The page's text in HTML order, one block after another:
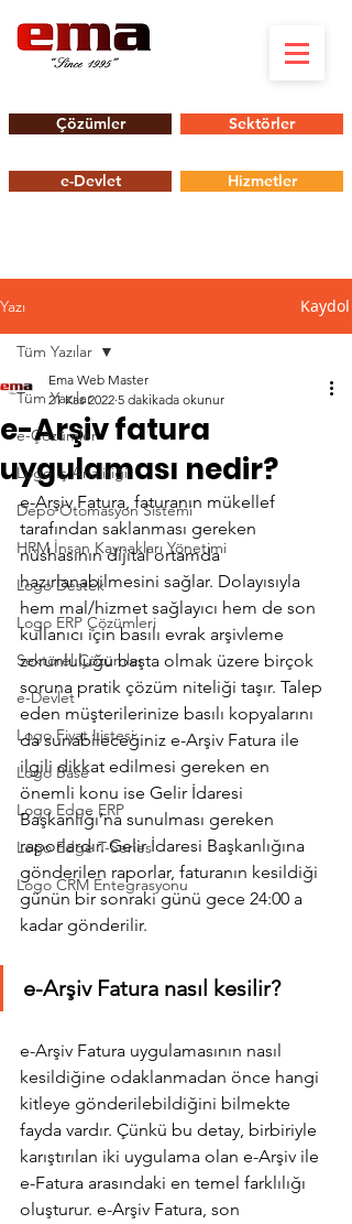
Çözümler Sektörler
e-Devlet Hizmetler
Yazı Kaydol
Tüm Yazılar
e-Çözümler
Logo İş Analitiği
Depo Otomasyon Sistemi
HRM İnsan Kaynakları Yönetimi
Logo Destek
Logo ERP Çözümleri
Sektörel Çözümler
e-Devlet
Logo Fiyat Listesi
Logo Base
Logo Edge ERP
Logo Edge T-Series
Logo CRM Entegrasyonu
Tüm Yazılar
e-Arşiv fatura
uygulaması nedir?
Ema Web Master
21 Kas 2022 5 dakikada okunur
e-Arşiv Fatura, faturanın mükellef
tarafından saklanması gereken
nüshasının dijital ortamda
hazırlanabilmesini sağlar. Dolayısıyla
hem mal/hizmet sağlayıcı hem de son
kullanıcı için basılı evrak arşivleme
zorunluluğu başta olmak üzere birçok
soruna pratik çözüm niteliği taşır. Talep
eden müşterilerinize basılı kopyalarını
da sunabileceğiniz e-Arşiv Fatura ile
ilgili dikkat edilmesi gereken en
önemli konu ise Gelir İdaresi
Başkanlığı’na sunulması gereken
raporlardır. Gelir İdaresi Başkanlığına
gönderilen raporlar, faturanın kesildiği
günün bir sonraki günü gece 24:00 a
kadar gönderilir.
e-Arşiv Fatura nasıl kesilir?
e-Arşiv Fatura uygulamasının nasıl
kesildiğine odaklanmadan önce hangi
kitleye gönderilebildiğini bilmekte
fayda vardır. Çünkü bu detay, birbiriyle
karıştırılan iki uygulama olan e-Arşiv ile
e-Fatura arasındaki en temel farklılığı
oluşturur. e-Arşiv Fatura, son